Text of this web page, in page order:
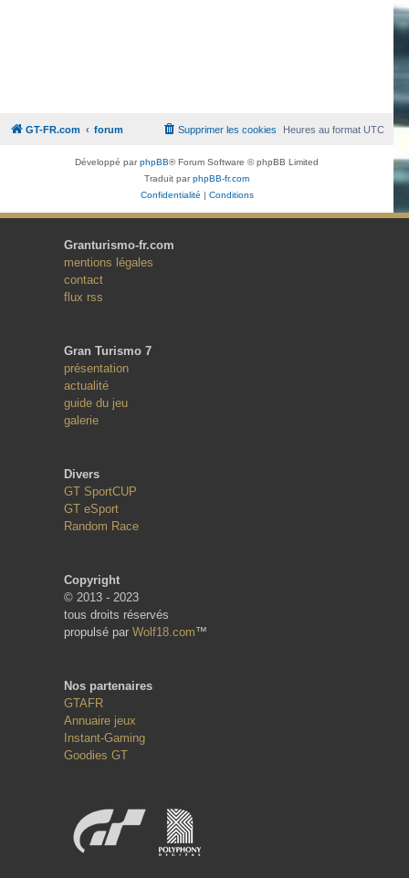
GT-FR.com forum Heures au formatUTC
Supprimer les cookies
Développé parphpBB® Forum Software © phpBB Limited
Traduit parphpBB-fr.com
Confidentialité | Conditions
Granturismo-fr.com
mentions légales
contact
flux rss
Gran Turismo 7
présentation
actualité
guide du jeu
galerie
Divers
GT SportCUP
GT eSport
Random Race
Copyright
© 2013 - 2023
tous droits réservés
propulsé par Wolf18.com™
Nos partenaires
GTAFR
Annuaire jeux
Instant-Gaming
Goodies GT